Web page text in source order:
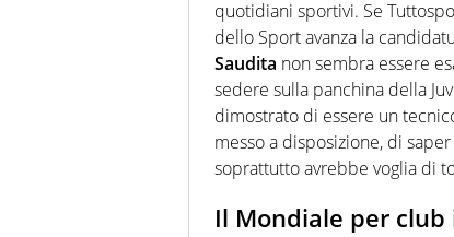
quotidiani sportivi. Se
dello Sport avanza la
Saudita non sembra essere
sedere sulla panchina della
dimostrato di essere un
messo a disposizione, di
soprattutto avrebbe voglia di
Il Mondiale per